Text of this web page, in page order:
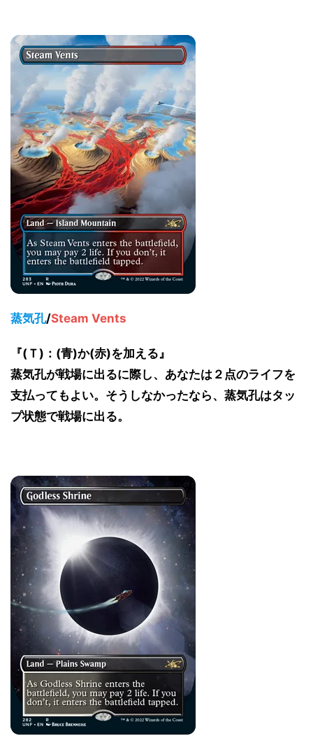
蒸気孔/Steam Vents
『(Ｔ)：(青)か(赤)を加える』
蒸気孔が戦場に出るに際し、あなたは２点のライフを
支払ってもよい。そうしなかったなら、蒸気孔はタッ
プ状態で戦場に出る。